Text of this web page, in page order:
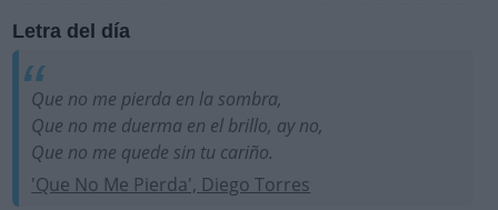
Letra del día
Que no me pierda en la sombra,
Que no me duerma en el brillo, ay no,
Que no me quede sin tu cariño.
'Que No Me Pierda', Diego Torres